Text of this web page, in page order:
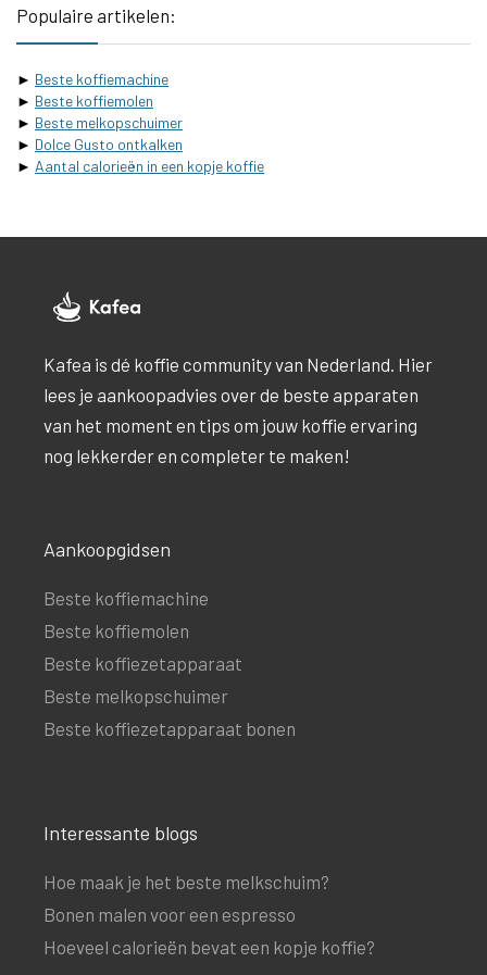
Populaire artikelen:
► Beste koffiemachine
► Beste koffiemolen
► Beste melkopschuimer
► Dolce Gusto ontkalken
► Aantal calorieën in een kopje koffie
Kafea is dé koffie community van Nederland. Hier
lees je aankoopadvies over de beste apparaten
van het moment en tips om jouw koffie ervaring
nog lekkerder en completer te maken!
Aankoopgidsen
Beste koffiemachine
Beste koffiemolen
Beste koffiezetapparaat
Beste melkopschuimer
Beste koffiezetapparaat bonen
Interessante blogs
Hoe maak je het beste melkschuim?
Bonen malen voor een espresso
Hoeveel calorieën bevat een kopje koffie?